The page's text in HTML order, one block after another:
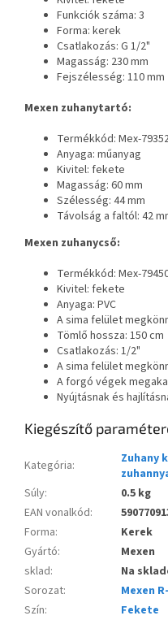
Funkciók száma: 3
Forma: kerek
Csatlakozás: G 1/2"
Magasság: 230 mm
Fejszélesség: 110 mm
Mexen zuhanytartó:
Termékkód: Mex-
Anyaga: műanyag
Kivitel: fekete
Magasság: 60 mm
Szélesség: 44 mm
Távolság a faltól: 42
Mexen zuhanycső:
Termékkód: Mex-
Kivitel: fekete
Anyaga: PVC
A sima felület
Tömlő hossza: 150 cm
Csatlakozás: 1/2"
A sima felület
A forgó végek
Nyújtásnak és
Kiegészítő
Kategória:
Zuhany
Súly:
0.5 kg
EAN vonalkód:
Forma:
Kerek
Gyártó:
Mexen
sklad:
Na
Sorozat:
Mexen
Szín:
Fekete